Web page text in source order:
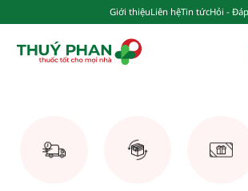
đến
Giới thiệuLiên hệTin tứcHỏi - Đáp